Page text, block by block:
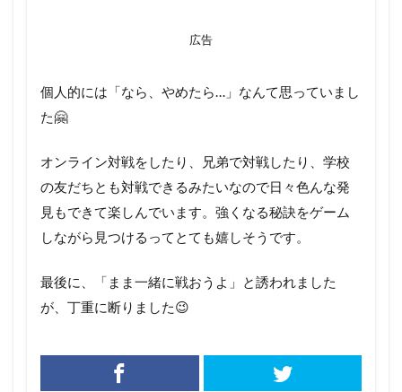
広告
個人的には「なら、やめたら…」なんて思っていまし
た🤗
オンライン対戦をしたり、兄弟で対戦したり、学校
の友だちとも対戦できるみたいなので日々色んな発
見もできて楽しんでいます。強くなる秘訣をゲーム
しながら見つけるってとても嬉しそうです。
最後に、「まま一緒に戦おうよ」と誘われました
が、丁重に断りました😉